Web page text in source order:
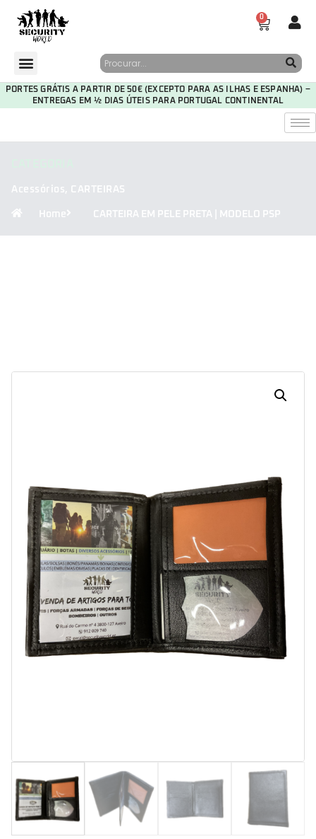
0
PORTES GRÁTIS A PARTIR DE 50€ (EXCEPTO PARA AS ILHAS E ESPANHA) –
ENTREGAS EM ½ DIAS ÚTEIS PARA PORTUGAL CONTINENTAL
Acessórios, CARTEIRAS
Home CARTEIRA EM PELE PRETA | MODELO PSP